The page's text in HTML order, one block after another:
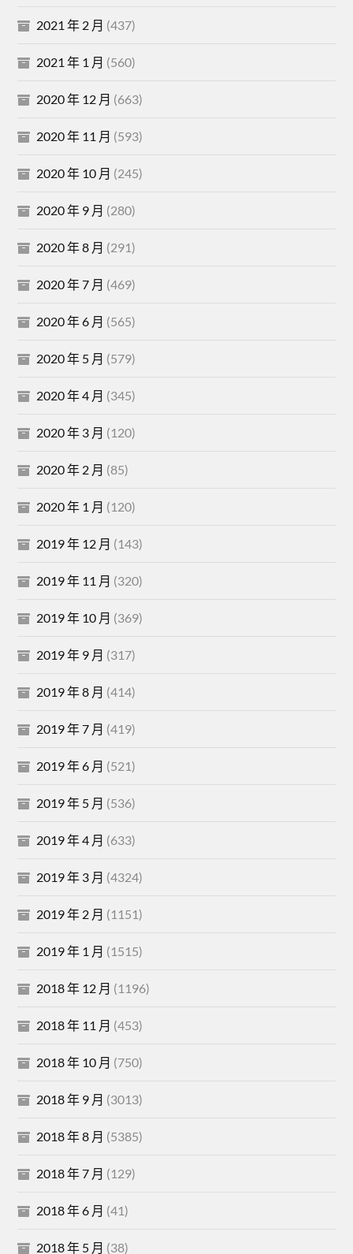
2021 年 2 月 (437)
2021 年 1 月 (560)
2020 年 12 月 (663)
2020 年 11 月 (593)
2020 年 10 月 (245)
2020 年 9 月 (280)
2020 年 8 月 (291)
2020 年 7 月 (469)
2020 年 6 月 (565)
2020 年 5 月 (579)
2020 年 4 月 (345)
2020 年 3 月 (120)
2020 年 2 月 (85)
2020 年 1 月 (120)
2019 年 12 月 (143)
2019 年 11 月 (320)
2019 年 10 月 (369)
2019 年 9 月 (317)
2019 年 8 月 (414)
2019 年 7 月 (419)
2019 年 6 月 (521)
2019 年 5 月 (536)
2019 年 4 月 (633)
2019 年 3 月 (4324)
2019 年 2 月 (1151)
2019 年 1 月 (1515)
2018 年 12 月 (1196)
2018 年 11 月 (453)
2018 年 10 月 (750)
2018 年 9 月 (3013)
2018 年 8 月 (5385)
2018 年 7 月 (129)
2018 年 6 月 (41)
2018 年 5 月 (38)